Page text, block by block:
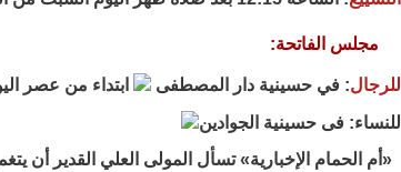
مجلس الفاتحة:
للرجال: في حسينية دار المصطفى
ابتداء من عصر اليوم
للنساء: فى حسينية الجوادين
«أم الحمام الإخبارية» تسأل المولى العلي القدير أن